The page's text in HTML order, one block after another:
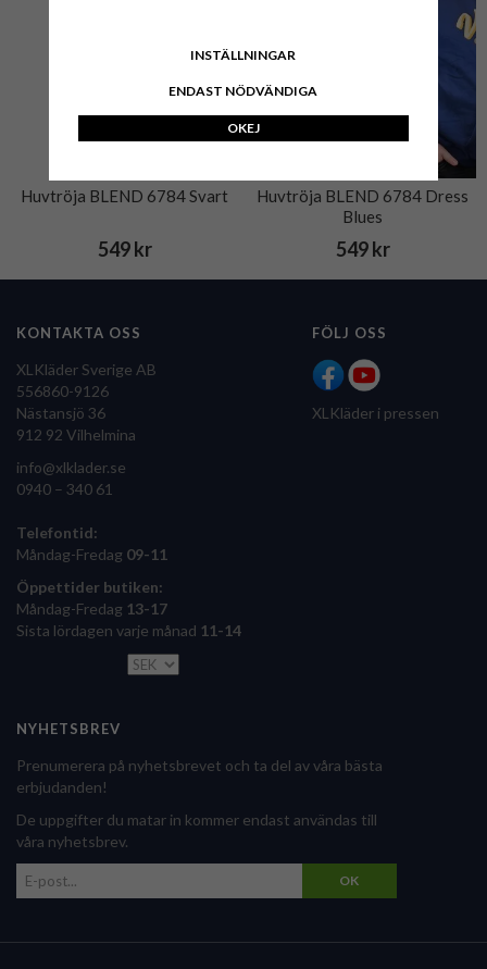
Huvtröja BLEND 6784 Svart
549 kr
Huvtröja BLEND 6784 Dress
Blues
549 kr
KONTAKTA OSS
XLKläder Sverige AB
556860-9126
Nästansjö 36
912 92 Vilhelmina
info@xlklader.se
0940 – 340 61
Telefontid:
Måndag-Fredag 09-11
Öppettider butiken:
Måndag-Fredag 13-17
Sista lördagen varje månad 11-14
FÖLJ OSS
XLKläder i pressen
NYHETSBREV
Prenumerera på nyhetsbrevet och ta del av våra bästa
erbjudanden!
De uppgifter du matar in kommer endast användas till
våra nyhetsbrev.
OK
INSTÄLLNINGAR
ENDAST NÖDVÄNDIGA
OKEJ